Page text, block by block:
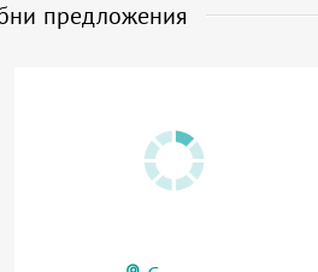
предложения